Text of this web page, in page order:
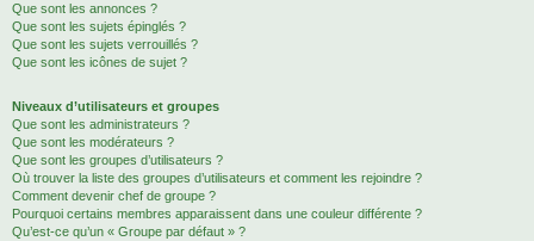
Que sont les annonces ?
Que sont les sujets épinglés ?
Que sont les sujets verrouillés ?
Que sont les icônes de sujet ?
Niveaux d’utilisateurs et groupes
Que sont les administrateurs ?
Que sont les modérateurs ?
Que sont les groupes d’utilisateurs ?
Où trouver la liste des groupes d’utilisateurs et comment les rejoindre ?
Comment devenir chef de groupe ?
Pourquoi certains membres apparaissent dans une couleur différente ?
Qu’est-ce qu’un « Groupe par défaut » ?